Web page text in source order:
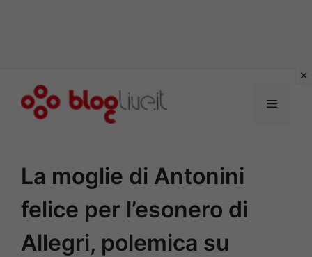
Menu
La moglie di Antonini
felice per l’esonero di
Allegri, polemica su